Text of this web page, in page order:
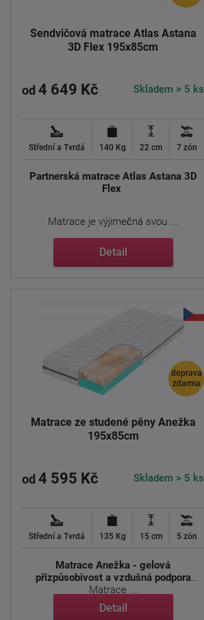
Sendvičová matrace Atlas Astana
3D Flex 195x85cm
od 4 649 Kč Skladem > 5 ks
Střední a Tvrdá 140 Kg 22 cm 7 zón
Partnerská matrace Atlas Astana 3D
Flex
Matrace je výjimečná svou ...
Detail
doprava
zdarma
Matrace ze studené pěny Anežka
195x85cm
od 4 595 Kč Skladem > 5 ks
Střední a Tvrdá 135 Kg 15 cm 5 zón
Matrace Anežka - gelová
přizpůsobivost a vzdušná podpora
Matrace ...
Detail